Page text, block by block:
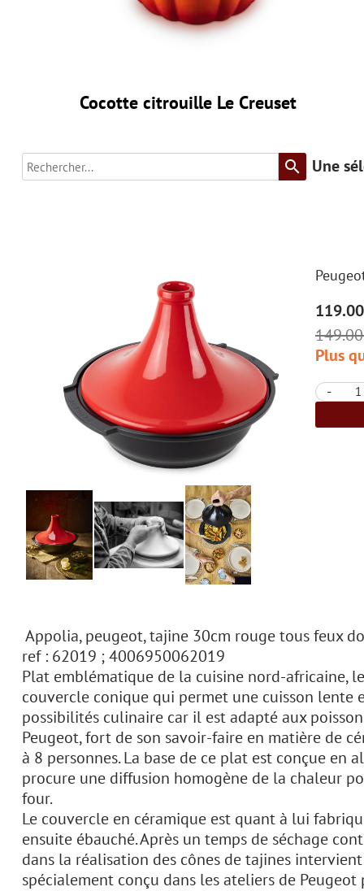
Cocotte citrouille Le Creuset
search
Plus
-
Appolia, peugeot, tajine 30cm rouge tous feux
ref : 62019 ; 4006950062019
Plat emblématique de la cuisine nord-africaine,
couvercle conique qui permet une cuisson lente
possibilités culinaire car il est adapté aux
Peugeot, fort de son savoir-faire en matière de
à 8 personnes. La base de ce plat est conçue en
procure une diffusion homogène de la chaleur
four.
Le couvercle en céramique est quant à lui
ensuite ébauché. Après un temps de séchage
dans la réalisation des cônes de tajines
spécialement conçu dans les ateliers de
Une